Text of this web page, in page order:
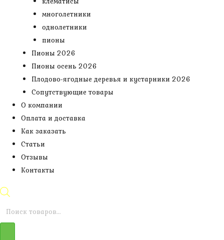
многолетники
однолетники
пионы
Пионы 2026
Пионы осень 2026
Плодово-ягодные деревья и кустарники 2026
Сопутствующие товары
О компании
Оплата и доставка
Как заказать
Статьи
Отзывы
Контакты
Поиск